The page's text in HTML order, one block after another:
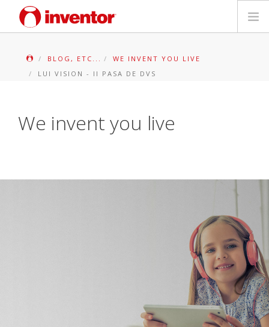
BLOG, ETC...
WE INVENT YOU LIVE
LUI VISION - II PASA DE DVS
We invent you live